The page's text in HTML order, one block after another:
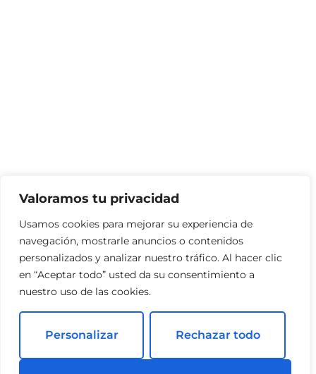
Valoramos tu privacidad
Usamos cookies para mejorar su experiencia de
navegación, mostrarle anuncios o contenidos
personalizados y analizar nuestro tráfico. Al hacer clic
en “Aceptar todo” usted da su consentimiento a
nuestro uso de las cookies.
Personalizar Rechazar todo